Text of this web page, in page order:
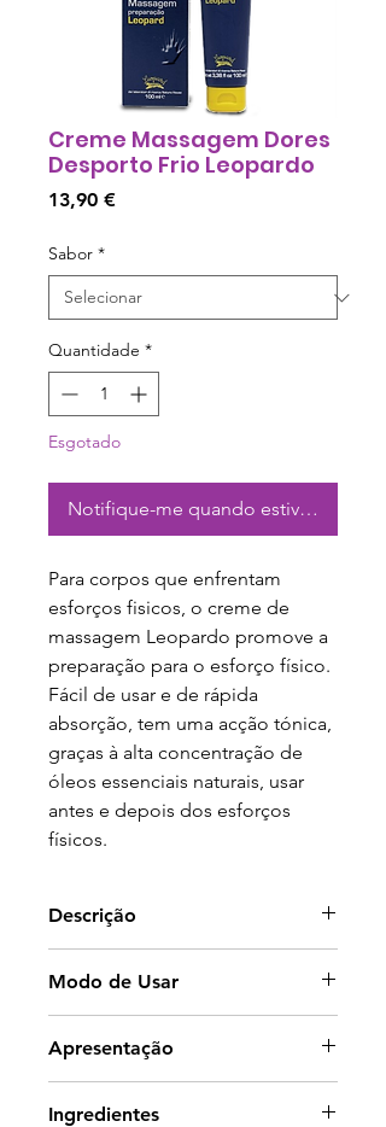
Creme Massagem Dores
Desporto Frio Leopardo
13,90 €Preço
Sabor *
Quantidade *
Esgotado
Notifique-me quando estiver
Para corpos que enfrentam
esforços fisicos, o creme de
massagem Leopardo promove a
preparação para o esforço físico.
Fácil de usar e de rápida
absorção, tem uma acção tónica,
graças à alta concentração de
óleos essenciais naturais, usar
antes e depois dos esforços
físicos.
Descrição
esforços fisicos, o creme de
massagem Leopardo promove a
preparação para o esforço físico.
Fácil de usar e de rápida
absorção, tem uma acção tónica,
Modo de Usar
massagem nas zonas pretendidas
antes e ou depois de esforços
físicos.
Apresentação
Ingredientes